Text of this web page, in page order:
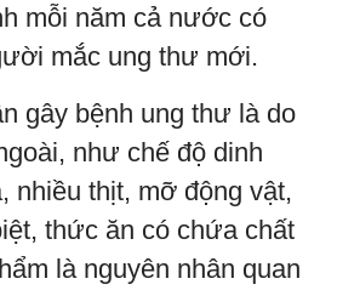
mỗi năm cả nước có
mắc ung thư mới.
gây bệnh ung thư là do
như chế độ dinh
nhiều thịt, mỡ động vật,
thức ăn có chứa chất
là nguyên nhân quan